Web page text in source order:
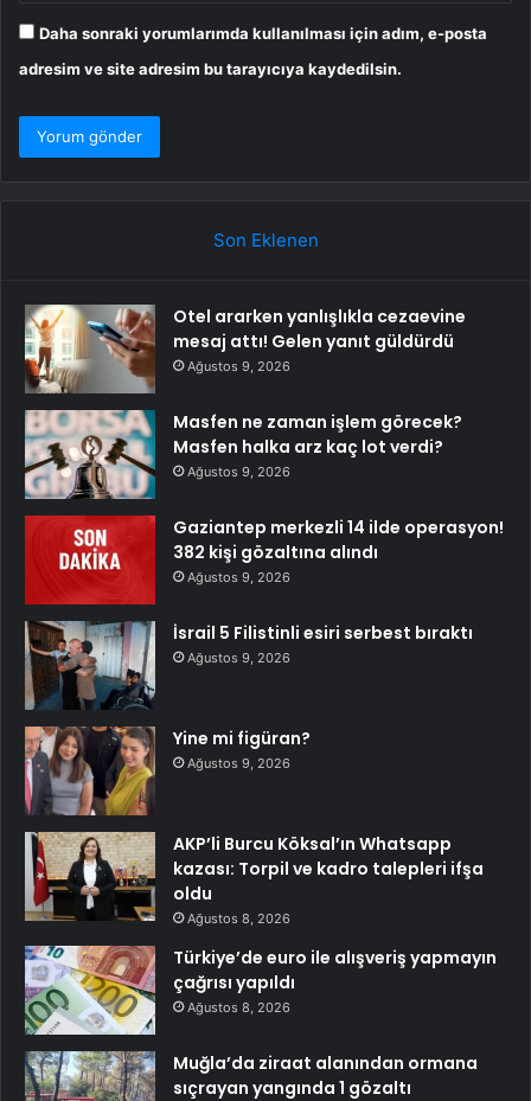
Daha sonraki yorumlarımda kullanılması için adım, e-posta
adresim ve site adresim bu tarayıcıya kaydedilsin.
Son Eklenen
Otel ararken yanlışlıkla cezaevine
mesaj attı! Gelen yanıt güldürdü
Ağustos 9, 2026
Masfen ne zaman işlem görecek?
Masfen halka arz kaç lot verdi?
Ağustos 9, 2026
Gaziantep merkezli 14 ilde operasyon!
382 kişi gözaltına alındı
Ağustos 9, 2026
İsrail 5 Filistinli esiri serbest bıraktı
Ağustos 9, 2026
Yine mi figüran?
Ağustos 9, 2026
AKP’li Burcu Köksal’ın Whatsapp
kazası: Torpil ve kadro talepleri ifşa
oldu
Ağustos 8, 2026
Türkiye’de euro ile alışveriş yapmayın
çağrısı yapıldı
Ağustos 8, 2026
Muğla’da ziraat alanından ormana
sıçrayan yangında 1 gözaltı